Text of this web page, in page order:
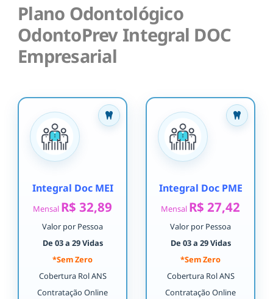
Plano Odontológico
OdontoPrev Integral DOC
Empresarial
Integral Doc MEI
Mensal R$ 32,89
Valor por Pessoa
De 03 a 29 Vidas
*Sem Zero
Cobertura Rol ANS
Contratação Online
Integral Doc PME
Mensal R$ 27,42
Valor por Pessoa
De 03 a 29 Vidas
*Sem Zero
Cobertura Rol ANS
Contratação Online